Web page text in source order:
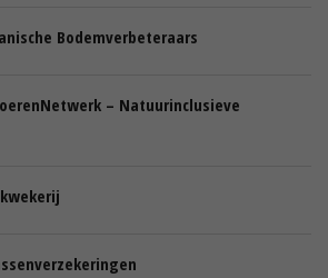
Bodemverbeteraars
– Natuurinclusieve